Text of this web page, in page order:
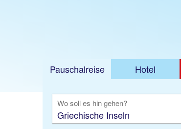
Pauschalreise Hotel
Wo soll es hin gehen?